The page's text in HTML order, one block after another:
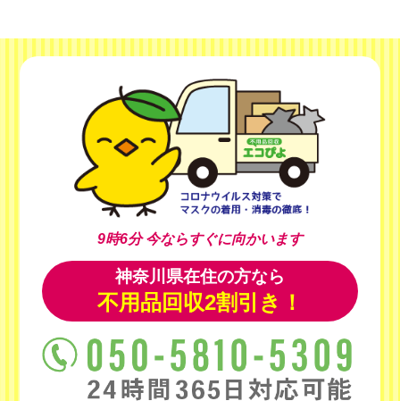
9時6分今ならすぐに向かいます
神奈川県在住の方なら
不用品回収2割引き！